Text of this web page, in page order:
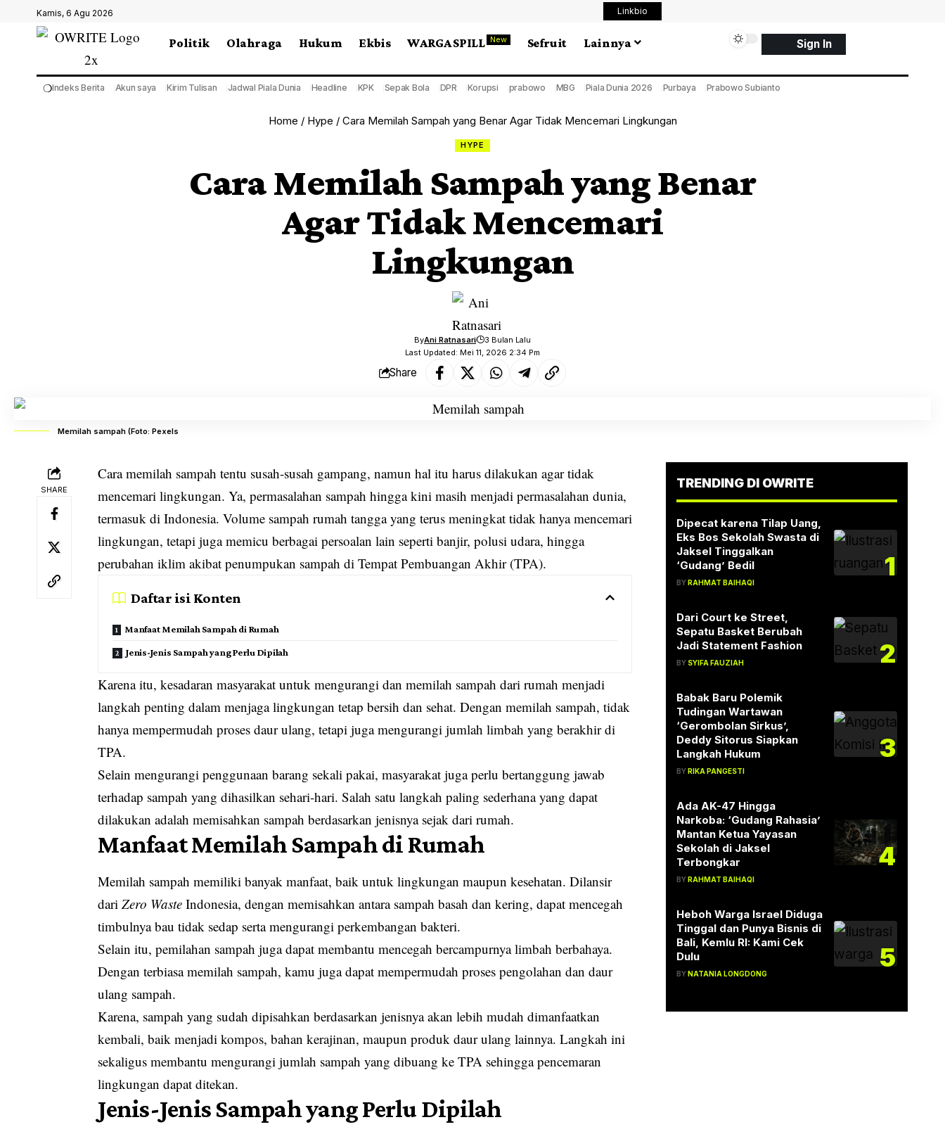
Kamis, 6 Agu 2026 Linkbio
Politik Olahraga Hukum Ekbis WARGA SPILL New Sefruit Lainnya Sign In
❍Indeks Berita Akun saya Kirim Tulisan Jadwal Piala Dunia Headline KPK Sepak Bola DPR Korupsi prabowo MBG Piala Dunia 2026 Purbaya Prabowo Subianto
Home / Hype / Cara Memilah Sampah yang Benar Agar Tidak Mencemari Lingkungan
HYPE
Cara Memilah Sampah yang Benar
Agar Tidak Mencemari
Lingkungan
Last Updated: Mei 11, 2026 2:34 Pm
ByAni Ratnasari 3 Bulan Lalu
Share
Memilah sampah (Foto: Pexels
SHARE
Cara memilah sampah tentu susah-susah gampang, namun hal itu harus dilakukan agar tidak
mencemari lingkungan. Ya, permasalahan sampah hingga kini masih menjadi permasalahan dunia,
termasuk di Indonesia. Volume sampah rumah tangga yang terus meningkat tidak hanya mencemari
lingkungan, tetapi juga memicu berbagai persoalan lain seperti banjir, polusi udara, hingga
perubahan iklim akibat penumpukan sampah di Tempat Pembuangan Akhir (TPA).
Daftar isi Konten
Manfaat Memilah Sampah di Rumah
Jenis-Jenis Sampah yang Perlu Dipilah
Karena itu, kesadaran masyarakat untuk mengurangi dan memilah sampah dari rumah menjadi
langkah penting dalam menjaga lingkungan tetap bersih dan sehat. Dengan memilah sampah, tidak
hanya mempermudah proses daur ulang, tetapi juga mengurangi jumlah limbah yang berakhir di
TPA.
Selain mengurangi penggunaan barang sekali pakai, masyarakat juga perlu bertanggung jawab
terhadap sampah yang dihasilkan sehari-hari. Salah satu langkah paling sederhana yang dapat
dilakukan adalah memisahkan sampah berdasarkan jenisnya sejak dari rumah.
Manfaat Memilah Sampah di Rumah
Memilah sampah memiliki banyak manfaat, baik untuk lingkungan maupun kesehatan. Dilansir
dariZero Waste Indonesia, dengan memisahkan antara sampah basah dan kering, dapat mencegah
timbulnya bau tidak sedap serta mengurangi perkembangan bakteri.
Selain itu, pemilahan sampah juga dapat membantu mencegah bercampurnya limbah berbahaya.
Dengan terbiasa memilah sampah, kamu juga dapat mempermudah proses pengolahan dan daur
ulang sampah.
Karena, sampah yang sudah dipisahkan berdasarkan jenisnya akan lebih mudah dimanfaatkan
kembali, baik menjadi kompos, bahan kerajinan, maupun produk daur ulang lainnya. Langkah ini
sekaligus membantu mengurangi jumlah sampah yang dibuang ke TPA sehingga pencemaran
lingkungan dapat ditekan.
Jenis-Jenis Sampah yang Perlu Dipilah
TRENDING DI OWRITE
Dipecat karena Tilap Uang,
Eks Bos Sekolah Swasta di
Jaksel Tinggalkan
‘Gudang’ Bedil
BYRAHMAT BAIHAQI
1
Dari Court ke Street,
Sepatu Basket Berubah
Jadi Statement Fashion
BY SYIFA FAUZIAH 2
Babak Baru Polemik
Tudingan Wartawan
‘Gerombolan Sirkus’,
Deddy Sitorus Siapkan
Langkah Hukum
BYRIKA PANGESTI
3
Ada AK-47 Hingga
Narkoba: ‘Gudang Rahasia’
Mantan Ketua Yayasan
Sekolah di Jaksel
Terbongkar
BYRAHMAT BAIHAQI
4
Heboh Warga Israel Diduga
Tinggal dan Punya Bisnis di
Bali, Kemlu RI: Kami Cek
Dulu
BYNATANIA LONGDONG
5